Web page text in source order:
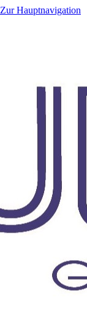
Zur Hauptnavigation